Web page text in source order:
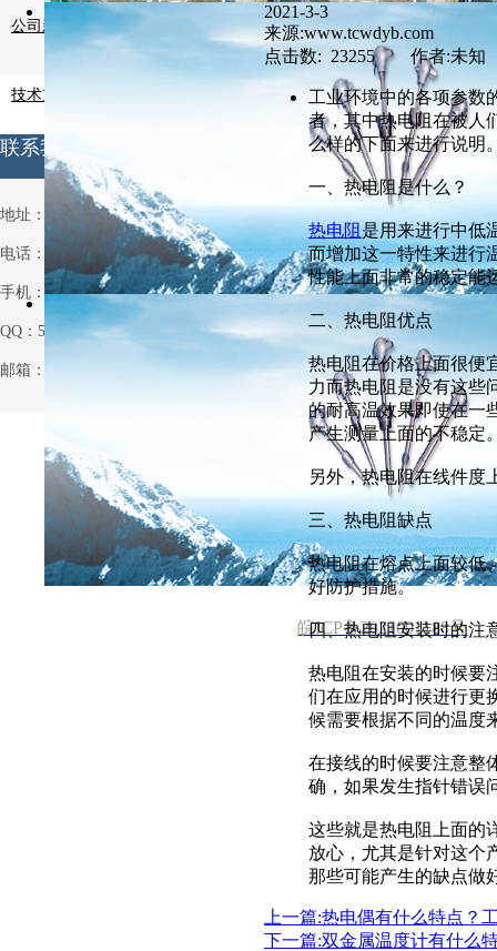
公司新闻
技术支持
联系我们
地址：安徽省天长市铜城铜北村
电话：0550-7514063
手机：13721013931
QQ：531970962
邮箱：531970962@qq.com
2021-3-3
来源:www.tcwdyb.com
点击数: 23255 作者:未知
工业环境中的各项参数
者，其中热电阻在被人
么样的下面来进行说明
一、热电阻是什么？
热电阻是用来进行中低
而增加这一特性来进行
性能上面非常的稳定能
二、热电阻优点
热电阻在价格上面很便
力而热电阻是没有这些
的耐高温效果即使在一
产生测量上面的不稳定
另外，热电阻在线件度
三、热电阻缺点
热电阻在熔点上面较低
好防护措施。
四、热电阻安装时的注
热电阻在安装的时候要
们在应用的时候进行更
候需要根据不同的温度
在接线的时候要注意整
确，如果发生指针错误
这些就是热电阻上面的
放心，尤其是针对这个
那些可能产生的缺点做
上一篇:热电偶有什么特点？
下一篇:双金属温度计有什么
电话 :137 2101 3931 邮箱:
皖ICP备2021001188号
首页 关于公司 新闻中心